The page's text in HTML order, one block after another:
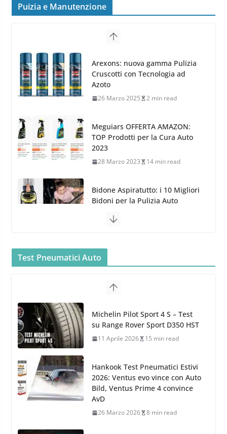
24 Luglio 2019 1 min read
frenata e handling
8 Aprile 2026 7 min read
Puizia e Manutenzione
Arexons: nuova gamma Pulizia
Cruscotti con Tecnologia ad
Azoto
26 Marzo 2025 2 min read
Meguiars OFFERTA AMAZON:
TOP Prodotti per la Cura Auto
2023
28 Marzo 2023 14 min read
Bidone Aspiratutto: i 10 Migliori
Bidoni per la Pulizia Auto
6 Maggio 2022
Gun per la tua Idropulitrice?
5 Maggio 2022 2 min read
Car Care
26 Marzo 2025 2 min read
Test Pneumatici Auto
Michelin Pilot Sport 4 S – Test
su Range Rover Sport D350 HST
11 Aprile 2026 15 min read
Hankook Test Pneumatici Estivi
2026: Ventus evo vince con Auto
Bild, Ventus Prime 4 convince
AvD
26 Marzo 2026 8 min read